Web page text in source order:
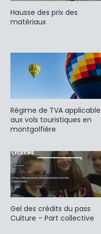
Hausse des prix des
matériaux
Régime de TVA applicable
aux vols touristiques en
montgolfière
Gel des crédits du pass
Culture – Part collective